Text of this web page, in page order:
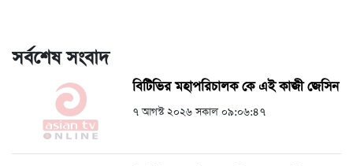
সর্বশেষ সংবাদ
বিটিভির মহাপরিচালক কে এই কাজী জেসিন
৭ আগস্ট ২০২৬ সকাল ০৯:০৬:৪৭